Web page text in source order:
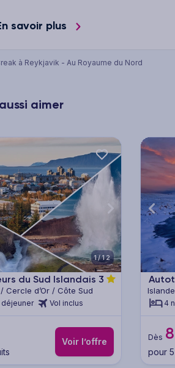
savoir plus
à Reykjavik - Au Royaume du Nord
aimer
Next
1/12
du Sud Islandais 3
Cercle d’Or / Côte Sud
déjeuner Vol inclus
Voir l’offre
vallée
4
Dès
pour